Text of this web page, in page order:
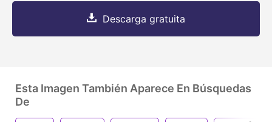
Descarga gratuita
Esta Imagen También Aparece En Búsquedas
De